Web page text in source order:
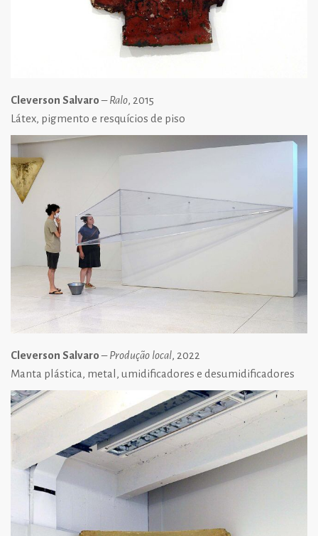
Cleverson Salvaro–Ralo, 2015
Látex, pigmento e resquícios de piso
Cleverson Salvaro–Produção local, 2022
Manta plástica, metal, umidificadores e desumidificadores